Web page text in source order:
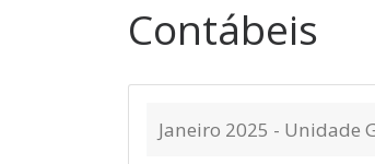
Contábeis
Janeiro 2025 - Unidade